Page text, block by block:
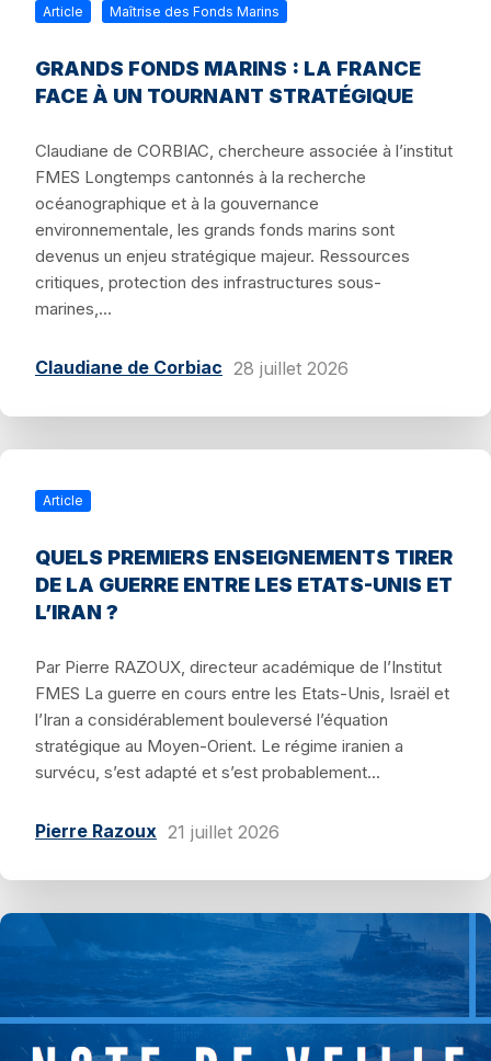
Article Maîtrise des Fonds Marins
GRANDS FONDS MARINS : LA FRANCE
FACE À UN TOURNANT STRATÉGIQUE
Claudiane de CORBIAC, chercheure associée à l’institut
FMES Longtemps cantonnés à la recherche
océanographique et à la gouvernance
environnementale, les grands fonds marins sont
devenus un enjeu stratégique majeur. Ressources
critiques, protection des infrastructures sous-
marines,...
Claudiane de Corbiac 28 juillet 2026
Article
QUELS PREMIERS ENSEIGNEMENTS TIRER
DE LA GUERRE ENTRE LES ETATS-UNIS ET
L’IRAN ?
Par Pierre RAZOUX, directeur académique de l’Institut
FMES La guerre en cours entre les Etats-Unis, Israël et
l’Iran a considérablement bouleversé l’équation
stratégique au Moyen-Orient. Le régime iranien a
survécu, s’est adapté et s’est probablement...
Pierre Razoux 21 juillet 2026